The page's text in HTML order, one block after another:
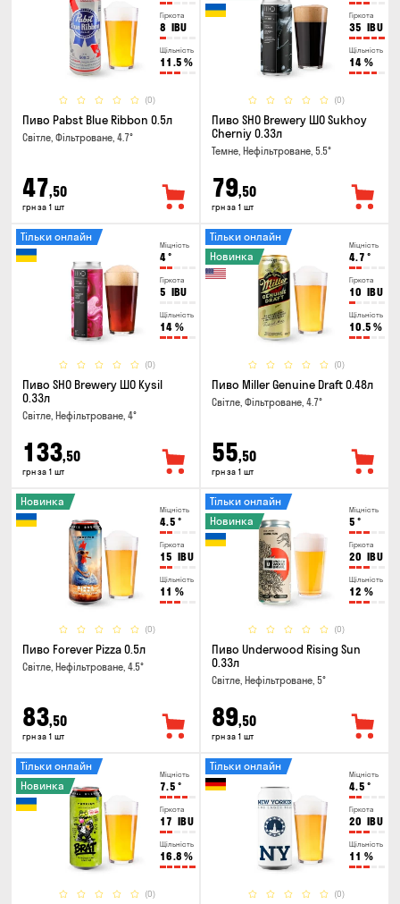
Гіркота
8 IBU
Щільність
11.5 %
(0)
Пиво Pabst Blue Ribbon 0.5л
Світле, Фільтроване, 4.7°
47,50
грн за 1 шт
Гіркота
35 IBU
Щільність
14 %
(0)
Пиво SHO Brewery ШО Sukhoy
Cherniy 0.33л
Темне, Нефільтроване, 5.5°
79,50
грн за 1 шт
Міцність
4°
Гіркота
5 IBU
Щільність
14 %
(0)
Тільки онлайн
Пиво SHO Brewery ШО Kysil
0.33л
Світле, Нефільтроване, 4°
133,50
грн за 1 шт
Міцність
4.7 °
Гіркота
10 IBU
Щільність
10.5 %
(0)
Тільки онлайн
Новинка
Пиво Miller Genuine Draft 0.48л
Світле, Фільтроване, 4.7°
55,50
грн за 1 шт
Міцність
4.5 °
Гіркота
15 IBU
Щільність
11 %
(0)
Новинка
Пиво Forever Pizza 0.5л
Світле, Нефільтроване, 4.5°
83,50
грн за 1 шт
Міцність
5 °
Гіркота
20 IBU
Щільність
12 %
(0)
Тільки онлайн
Новинка
Пиво Underwood Rising Sun
0.33л
Світле, Нефільтроване, 5°
89,50
грн за 1 шт
Міцність
7.5 °
Гіркота
17 IBU
Щільність
16.8 %
(0)
Тільки онлайн
Новинка
Міцність
4.5 °
Гіркота
20 IBU
Щільність
11 %
(0)
Тільки онлайн